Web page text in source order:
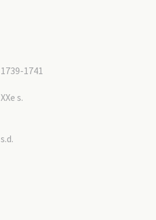
1739-1741
XXe s.
s.d.